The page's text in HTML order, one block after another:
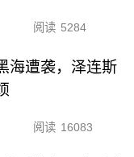
阅读 5284
海遭袭，泽连斯
阅读 16083